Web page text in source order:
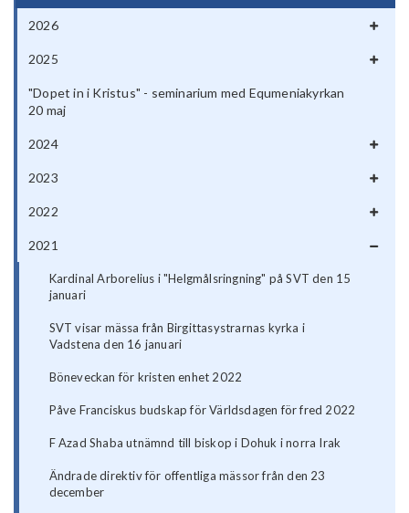
2026
2025
"Dopet in i Kristus" - seminarium med Equmeniakyrkan
20 maj
2024
2023
2022
2021
Kardinal Arborelius i "Helgmålsringning" på SVT den 15
januari
SVT visar mässa från Birgittasystrarnas kyrka i
Vadstena den 16 januari
Böneveckan för kristen enhet 2022
Påve Franciskus budskap för Världsdagen för fred 2022
F Azad Shaba utnämnd till biskop i Dohuk i norra Irak
Ändrade direktiv för offentliga mässor från den 23
december